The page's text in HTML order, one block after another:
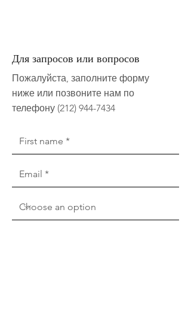
Для запросов или вопросов
Пожалуйста, заполните форму
ниже или позвоните нам по
телефону (212) 944-7434